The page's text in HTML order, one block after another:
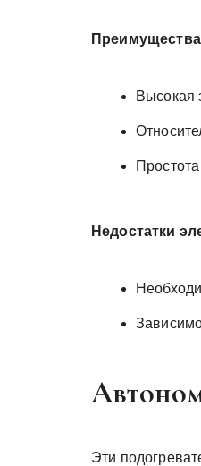
Преимущества
Высокая
Недостатки
Эти